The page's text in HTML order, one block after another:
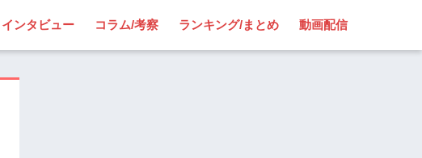
インタビュー コラム/考察 ランキング/まとめ 動画配信